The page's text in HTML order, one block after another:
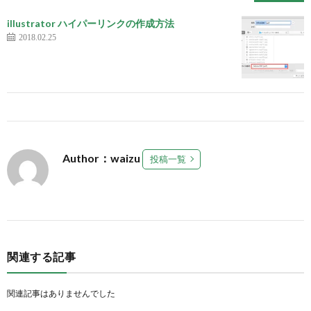
illustrator ハイパーリンクの作成方法
2018.02.25
Author：waizu 投稿一覧
関連する記事
関連記事はありませんでした